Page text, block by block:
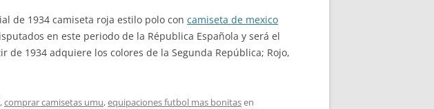
de 1934 camiseta roja estilo polo con camiseta de mexico
en este periodo de la Républica Española y será el
1934 adquiere los colores de la Segunda República; Rojo,
,comprar camisetas umu,equipaciones futbol mas bonitasen